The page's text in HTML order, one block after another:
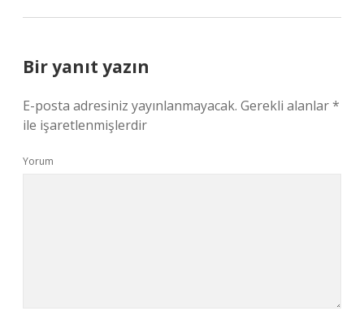
Bir yanıt yazın
E-posta adresiniz yayınlanmayacak. Gerekli alanlar*
ile işaretlenmişlerdir
Yorum